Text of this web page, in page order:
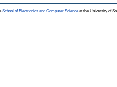
School of Electronics and Computer Science at the University of